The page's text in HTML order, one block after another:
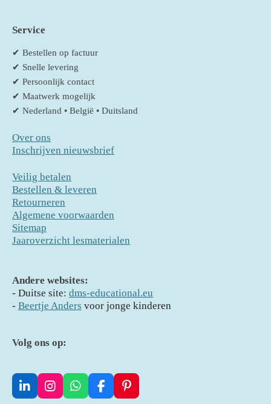
Service
✔ Bestellen op factuur
✔ Snelle levering
✔ Persoonlijk contact
✔ Maatwerk mogelijk
✔ Nederland • België • Duitsland
Over ons
Inschrijven nieuwsbrief
Veilig betalen
Bestellen & leveren
Retourneren
Algemene voorwaarden
Sitemap
Jaaroverzicht lesmaterialen
Andere websites:
- Duitse site: dms-educational.eu
- Beertje Anders voor jonge kinderen
Volg ons op:
L
I
W
F
P